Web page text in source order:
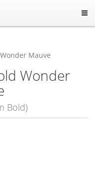
Mauve
Wonder
Bold)